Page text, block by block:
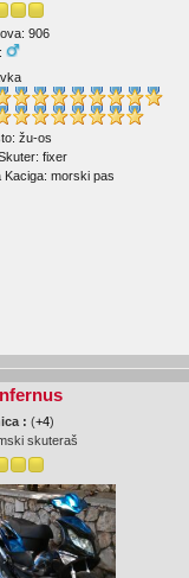
906
žu-os
fixer
Kaciga: morski pas
:(+4)
skuteraš